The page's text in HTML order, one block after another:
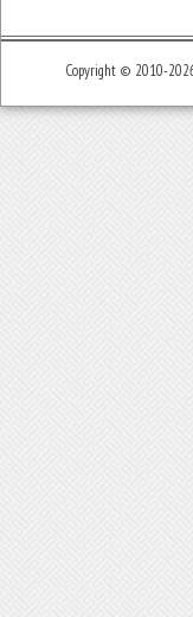
Copyright © 2010-